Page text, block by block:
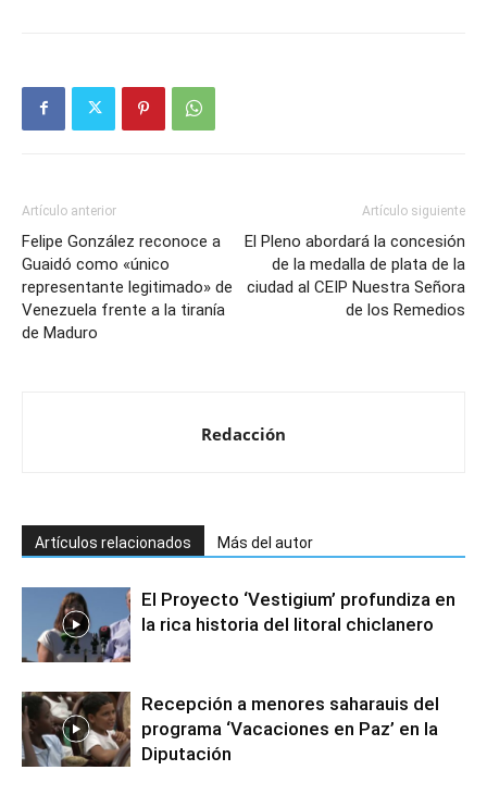
Artículo anterior
Felipe González reconoce a
Guaidó como «único
representante legitimado» de
Venezuela frente a la tiranía
de Maduro
Artículo siguiente
El Pleno abordará la concesión
de la medalla de plata de la
ciudad al CEIP Nuestra Señora
de los Remedios
Redacción
Artículos relacionados Más del autor
El Proyecto ‘Vestigium’ profundiza en
la rica historia del litoral chiclanero
Recepción a menores saharauis del
programa ‘Vacaciones en Paz’ en la
Diputación